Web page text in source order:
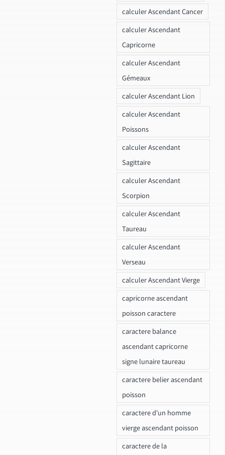
calculer Ascendant Cancer
calculer Ascendant
Capricorne
calculer Ascendant
Gémeaux
calculer Ascendant Lion
calculer Ascendant
Poissons
calculer Ascendant
Sagittaire
calculer Ascendant
Scorpion
calculer Ascendant
Taureau
calculer Ascendant
Verseau
calculer Ascendant Vierge
capricorne ascendant
poisson caractere
caractere balance
ascendant capricorne
signe lunaire taureau
caractere belier ascendant
poisson
caractere d'un homme
vierge ascendant poisson
caractere de la